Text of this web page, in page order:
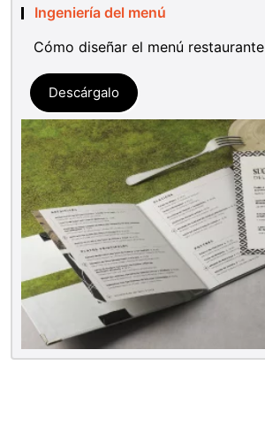
Ingeniería del menú
Cómo diseñar el menú restaurante
Descárgalo